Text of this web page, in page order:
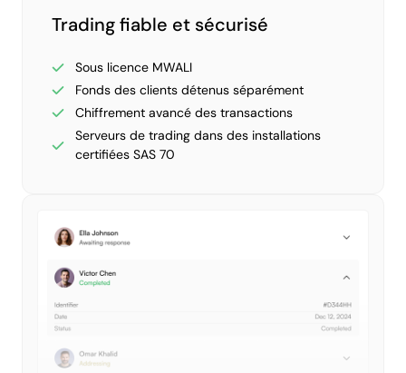
Trading fiable et sécurisé
Sous licence MWALI
Fonds des clients détenus séparément
Chiffrement avancé des transactions
Serveurs de trading dans des installations
certifiées SAS 70